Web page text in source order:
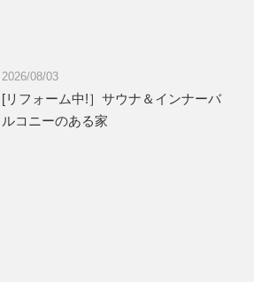
2026/08/03
[リフォーム中!］サウナ＆インナーバ
ルコニーのある家